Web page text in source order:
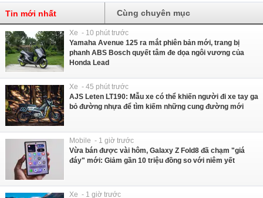
Tin mới nhất Cùng chuyên mục
Xe - 10 phút trước
Yamaha Avenue 125 ra mắt phiên bản mới, trang bị
phanh ABS Bosch quyết tâm đe dọa ngôi vương của
Honda Lead
Xe - 45 phút trước
AJS Leten LT190: Mẫu xe có thể khiến người đi xe tay ga
bỏ đường nhựa để tìm kiếm những cung đường mới
Mobile - 1 giờ trước
Vừa bán được vài hôm, Galaxy Z Fold8 đã chạm "giá
đáy" mới: Giảm gần 10 triệu đồng so với niêm yết
Xe - 1 giờ trước